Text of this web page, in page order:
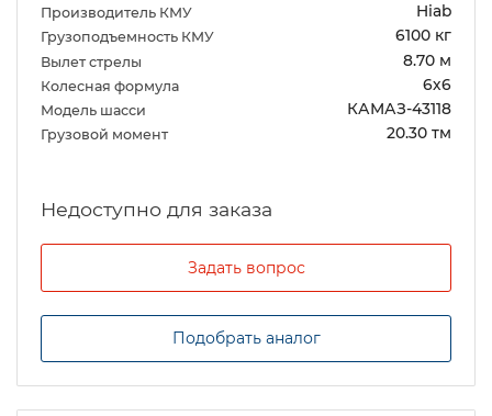
Производитель КМУ Hiab
Грузоподъемность КМУ 6100 кг
Вылет стрелы 8.70 м
Колесная формула 6х6
Модель шасси КАМАЗ-43118
Грузовой момент 20.30 тм
Задать вопрос
Подобрать аналог